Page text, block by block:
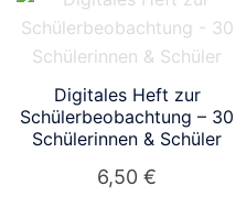
Digitales Heft zur
Schülerbeobachtung – 30
Schülerinnen & Schüler
6,50€